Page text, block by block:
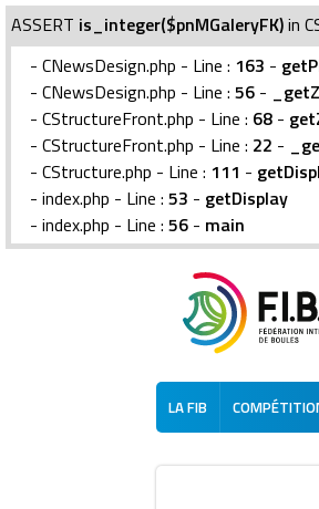
ASSERT is_integer($pnMGaleryFK)in
- CNewsDesign.php - Line : 163 -
- CNewsDesign.php - Line : 56 -
- CStructureFront.php - Line : 68 -
- CStructureFront.php - Line : 22 -
- CStructure.php - Line : 111 -
- index.php - Line : 53 - getDisplay
- index.php - Line : 56 - main
LA FIB